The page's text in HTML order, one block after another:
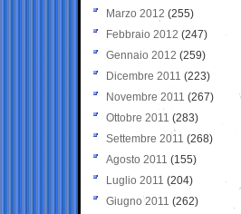
Marzo 2012 (255)
Febbraio 2012 (247)
Gennaio 2012 (259)
Dicembre 2011 (223)
Novembre 2011 (267)
Ottobre 2011 (283)
Settembre 2011 (268)
Agosto 2011 (155)
Luglio 2011 (204)
Giugno 2011 (262)